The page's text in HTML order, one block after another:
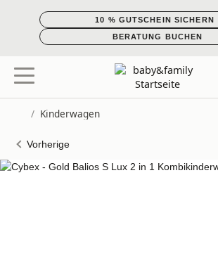
10 % GUTSCHEIN SICHERN
BERATUNG BUCHEN
/ Kinderwagen
Vorherige